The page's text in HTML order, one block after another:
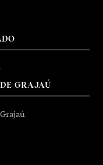
GRAJAÚ